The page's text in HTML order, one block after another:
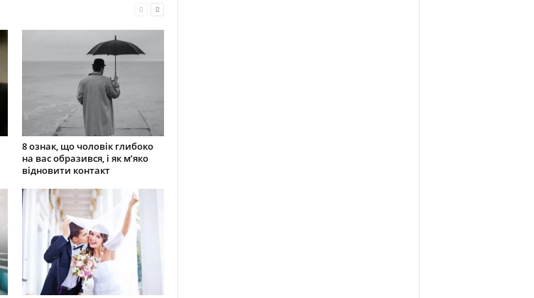
8 ознак, що чоловік глибоко
на вас образився, і як м’яко
відновити контакт